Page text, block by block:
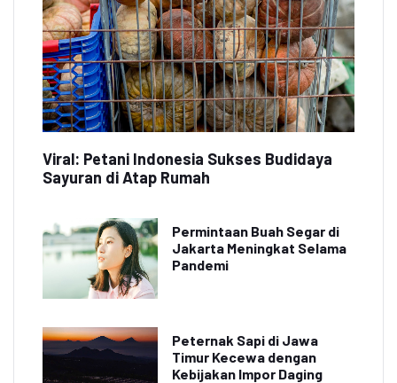
Viral: Petani Indonesia Sukses Budidaya
Sayuran di Atap Rumah
Permintaan Buah Segar di
Jakarta Meningkat Selama
Pandemi
Peternak Sapi di Jawa
Timur Kecewa dengan
Kebijakan Impor Daging